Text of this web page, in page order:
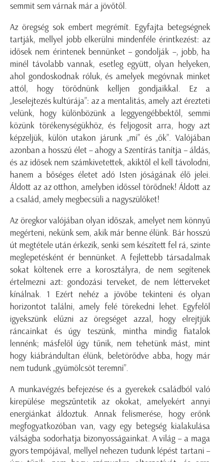
semmit sem várnak már a jövőtől.
Az öregség sok embert megrémít. Egyfajta betegségnek
tartják, mellyel jobb elkerülni mindenféle érintkezést: az
idősek nem érintenek bennünket – gondolják –, jobb, ha
minél távolabb vannak, esetleg együtt, olyan helyeken,
ahol gondoskodnak róluk, és amelyek megóvnak minket
attól, hogy törődnünk kelljen gondjaikkal. Ez a
„leselejtezés kultúrája”: az a mentalitás, amely azt érezteti
velünk, hogy különbözünk a leggyengébbektől, semmi
közünk törékenységükhöz, és feljogosít arra, hogy azt
képzeljük, külön utakon járunk „mi” és „ők”. Valójában
azonban a hosszú élet – ahogy a Szentírás tanítja – áldás,
és az idősek nem számkivetettek, akiktől el kell távolodni,
hanem a bőséges életet adó Isten jóságának élő jelei.
Áldott az az otthon, amelyben időssel törődnek! Áldott az
a család, amely megbecsüli a nagyszülőket!
Az öregkor valójában olyan időszak, amelyet nem könnyű
megérteni, nekünk sem, akik már benne élünk. Bár hosszú
út megtétele után érkezik, senki sem készített fel rá, szinte
meglepetésként ér bennünket. A fejlettebb társadalmak
sokat költenek erre a korosztályra, de nem segítenek
értelmezni azt: gondozási terveket, de nem létterveket
kínálnak. 1 Ezért nehéz a jövőbe tekinteni és olyan
horizontot találni, amely felé törekedni lehet. Egyfelől
igyekszünk elűzni az öregséget azzal, hogy elrejtjük
ráncainkat és úgy teszünk, mintha mindig fiatalok
lennénk; másfelől úgy tűnik, nem tehetünk mást, mint
hogy kiábrándultan élünk, beletörődve abba, hogy már
nem tudunk „gyümölcsöt teremni”.
A munkavégzés befejezése és a gyerekek családból való
kirepülése megszűntetik az okokat, amelyekért annyi
energiánkat áldoztuk. Annak felismerése, hogy erőnk
megfogyatkozóban van, vagy egy betegség kialakulása
válságba sodorhatja bizonyosságainkat. A világ – a maga
gyors tempójával, mellyel nehezen tudunk lépést tartani –